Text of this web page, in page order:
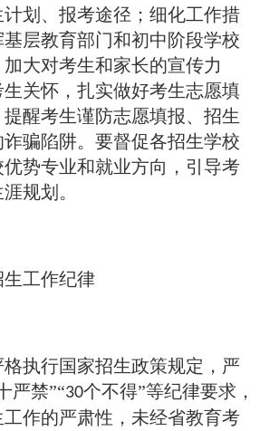
划、报考途径；细化工作措
层教育部门和初中阶段学校
大对考生和家长的宣传力
关怀，扎实做好考生志愿填
醒考生谨防志愿填报、招生
骗陷阱。要督促各招生学校
势专业和就业方向，引导考
规划。
生工作纪律
执行国家招生政策规定，严
严禁”“30个不得”等纪律要求，
作的严肃性，未经省教育考